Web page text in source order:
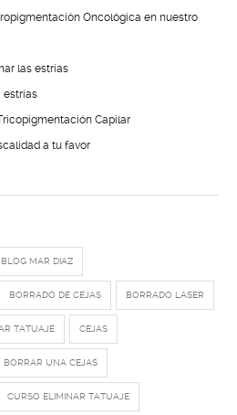
Oncológica en nuestro
las estrías
estrías
Capilar
a tu favor
BLOG MAR DIAZ
BORRADO DE CEJAS BORRADO LASER
TATUAJE CEJAS
BORRAR UNA CEJAS
CURSO ELIMINAR TATUAJE